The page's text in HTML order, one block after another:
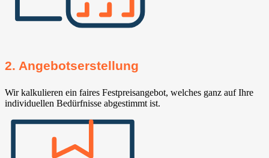
2. Angebotserstellung
Wir kalkulieren ein faires Festpreisangebot, welches ganz auf Ihre
individuellen Bedürfnisse abgestimmt ist.